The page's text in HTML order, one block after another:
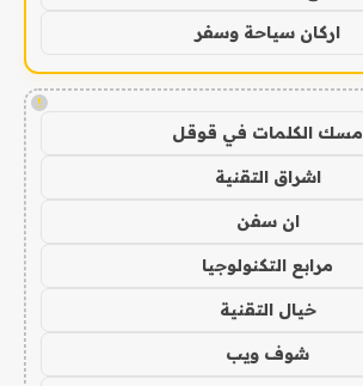
اركان سياحة وسفر
!
مسك الكلمات في قوقل
اشراق التقنية
ان سفن
مرابع التكنولوجيا
خيال التقنية
شوف ويب